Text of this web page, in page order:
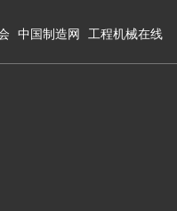
中国制造网 工程机械在线